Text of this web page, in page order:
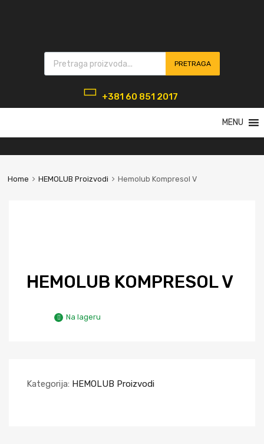
Products search PRETRAGA
+381 60 851 2017
MENU
Home HEMOLUB Proizvodi Hemolub Kompresol V
HEMOLUB KOMPRESOL V
Na lageru
Kategorija: HEMOLUB Proizvodi